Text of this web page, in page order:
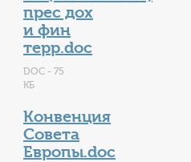
прес дох
и фин
терр.doc
DOC - 75
КБ
Конвенция
Совета
Европы.doc